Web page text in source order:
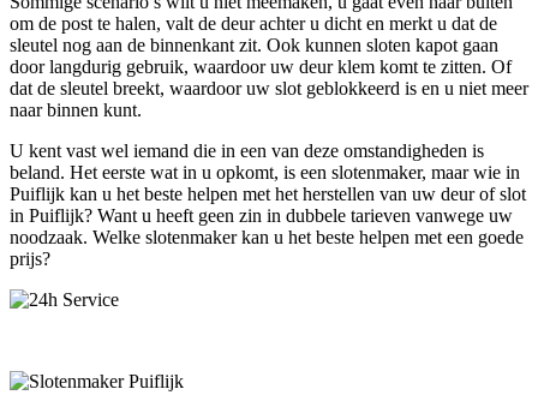
om de post te halen, valt de deur achter u dicht en merkt u dat de
sleutel nog aan de binnenkant zit. Ook kunnen sloten kapot gaan
door langdurig gebruik, waardoor uw deur klem komt te zitten. Of
dat de sleutel breekt, waardoor uw slot geblokkeerd is en u niet meer
naar binnen kunt.
U kent vast wel iemand die in een van deze omstandigheden is
beland. Het eerste wat in u opkomt, is een slotenmaker, maar wie in
Puiflijk kan u het beste helpen met het herstellen van uw deur of slot
in Puiflijk? Want u heeft geen zin in dubbele tarieven vanwege uw
noodzaak. Welke slotenmaker kan u het beste helpen met een goede
prijs?